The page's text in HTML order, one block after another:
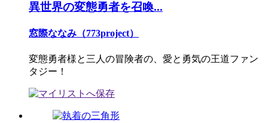
異世界の変態勇者を召喚...
窓際ななみ（773project）
変態勇者様と三人の冒険者の、愛と勇気の王道ファン
タジー！